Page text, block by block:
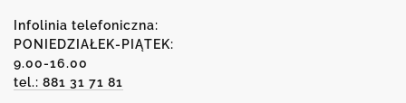
Bambusy
Infolinia telefoniczna:
PONIEDZIAŁEK-PIĄTEK:
9.00-16.00
tel.: 881 31 71 81